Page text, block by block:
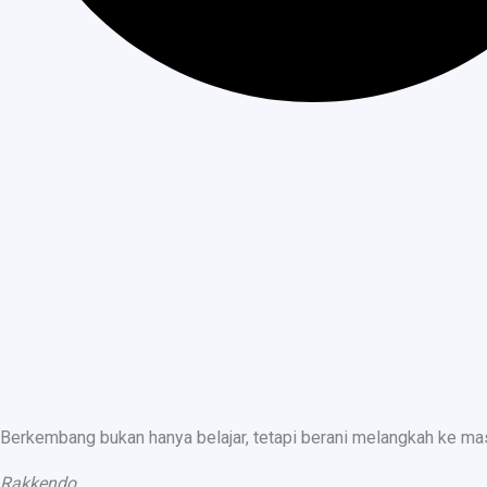
Berkembang bukan hanya belajar, tetapi berani melangkah ke